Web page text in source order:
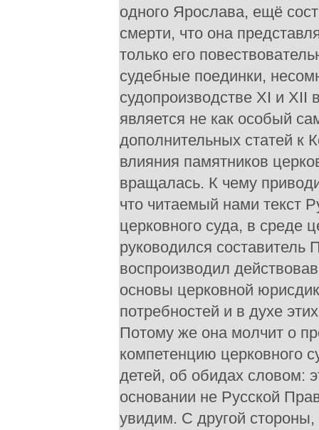
одного Ярослава, ещё
смерти, что она
только его
судебные поединки,
судопроизводстве XI и XII
является не как особый
дополнительных статей к
влияния памятников
вращалась. К чему
что читаемый нами текст
церковного суда, в среде
руководился
воспроизводил
основы церковной
потребностей и в духе
Потому же она молчит о
компетенцию церковного
детей, об обидах словом:
основании не Русской
увидим. С другой